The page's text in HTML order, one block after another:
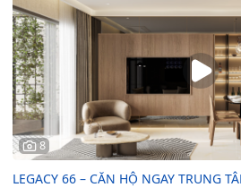
8
LEGACY 66 – CĂN HỘ NGAY TRUNG